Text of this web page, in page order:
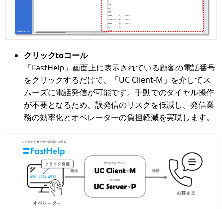
クリックtoコール
「FastHelp」画面上に表示されている顧客の電話番号
をクリックするだけで、「UC Client-M」を介してス
ムーズに電話発信が可能です。手動でのダイヤル操作
が不要となるため、誤発信のリスクを低減し、発信業
務の効率化とオペレーターの負担軽減を実現します。